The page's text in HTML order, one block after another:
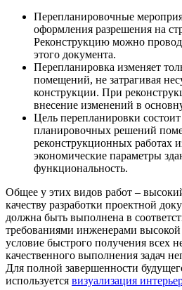
Перепланировочные
оформления разрешения на
Реконструкцию можно
этого документа.
Перепланировка изменяет
помещений, не затрагивая
конструкции. При
внесение изменений в
Цель перепланировки
планировочных решений
реконструкционных работах
экономические параметры
функциональность.
Общее у этих видов работ –
качеству разработки проектной
должна быть выполнена в
требованиями инженерами
условие быстрого получения всех
качественного выполнения задач
Для полной завершенности
используется визуализация